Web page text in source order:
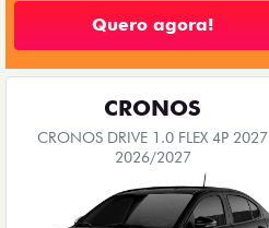
Quero agora!
CRONOS
CRONOS DRIVE 1.0 FLEX 4P 2027
2026/2027